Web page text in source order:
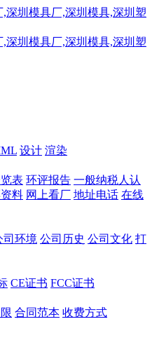
设计 渲染
表 环评报告 一般纳税人认
料 网上看厂 地址电话 在线
司环境 公司历史 公司文化 打
CE证书 FCC证书
合同范本 收费方式